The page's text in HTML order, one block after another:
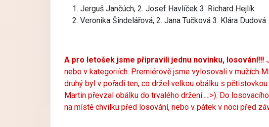
Jerguš Jančúch, 2. Josef Havlíček 3. Richard Hejlík
Veronika Šindelářová, 2. Jana Tučková 3. Klára Dudová
A pro letošek jsme připravili jednu novinku, losování!!!
nebo v kategoriích. Premiérově jsme vylosovali v mužích
druhý byl v pořadí ten, co držel velkou obálku s
Martin převzal obálku do trvalého držení....:>). Do
na místě chvilku před losování, nebo v pátek v noci před